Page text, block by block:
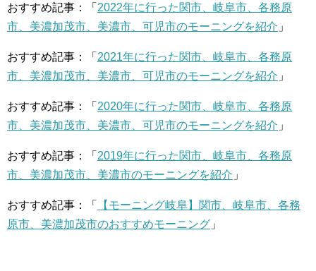
おすすめ記事：「 2022年に行った関市、岐阜市、各務原
市、美濃加茂市、美濃市、可児市のモーニングを紹介 」
おすすめ記事：「 2021年に行った関市、岐阜市、各務原
市、美濃加茂市、美濃市、可児市のモーニングを紹介 」
おすすめ記事：「 2020年に行った関市、岐阜市、各務原
市、美濃加茂市、美濃市、可児市のモーニングを紹介 」
おすすめ記事：「 2019年に行った関市、岐阜市、各務原
市、美濃加茂市、美濃市のモーニングを紹介 」
おすすめ記事：「
【モーニング岐阜】関市、岐阜市、各務
原市、美濃加茂市のおすすめモーニング 」